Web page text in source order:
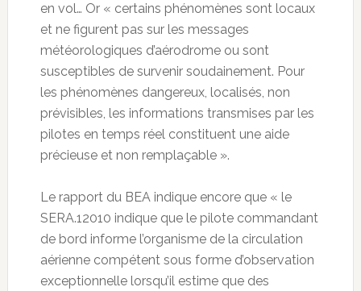
en vol… Or « certains phénomènes sont locaux
et ne figurent pas sur les messages
météorologiques d’aérodrome ou sont
susceptibles de survenir soudainement. Pour
les phénomènes dangereux, localisés, non
prévisibles, les informations transmises par les
pilotes en temps réel constituent une aide
précieuse et non remplaçable ».
Le rapport du BEA indique encore que « le
SERA.12010 indique que le pilote commandant
de bord informe l’organisme de la circulation
aérienne compétent sous forme d’observation
exceptionnelle lorsqu’il estime que des